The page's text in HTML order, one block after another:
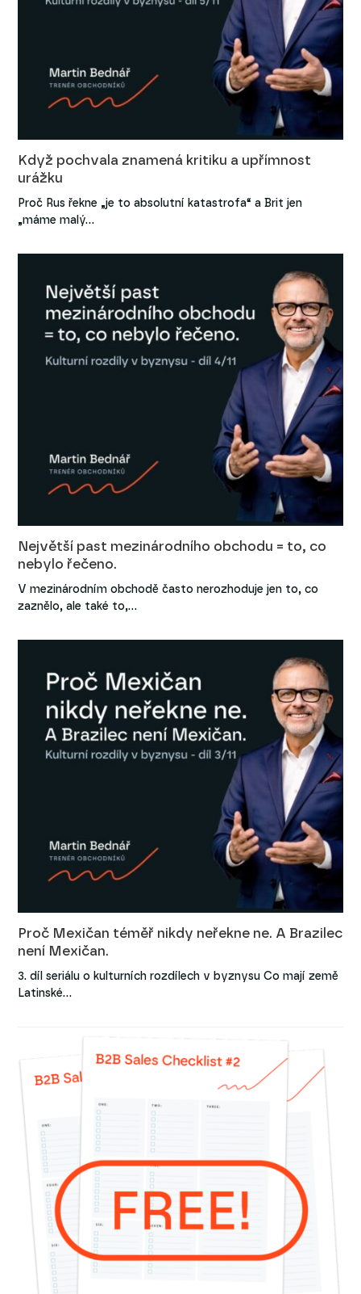
Když pochvala znamená kritiku a upřímnost
urážku
Proč Rus řekne „je to absolutní katastrofa“ a Brit jen
„máme malý…
Největší past mezinárodního obchodu = to, co
nebylo řečeno.
V mezinárodním obchodě často nerozhoduje jen to, co
zaznělo, ale také to,…
Proč Mexičan téměř nikdy neřekne ne. A Brazilec
není Mexičan.
3. díl seriálu o kulturních rozdílech v byznysu Co mají země
Latinské…